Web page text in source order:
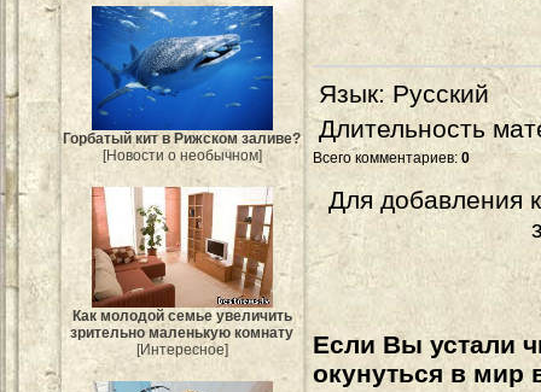
Горбатый кит в Рижском заливе?
[Новости о необычном]
Как молодой семье увеличить
зрительно маленькую комнату
[Интересное]
Язык: Русский
Длительность
Всего комментариев: 0
Для добавления
Если Вы устали
окунуться в мир